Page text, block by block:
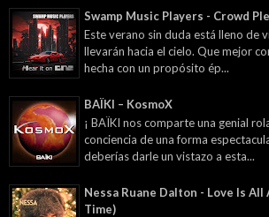
Swamp Music Players - Crowd
Este verano sin duda está lleno de
llevarán hacia el cielo. Que mejor
hecha con un propósito ép...
BAÏKI – KosmoX
¡ BAÏKI nos comparte una genial
conciencia de una forma
deberías darle un vistazo a esta...
Nessa Ruane Dalton - Love Is
Time)